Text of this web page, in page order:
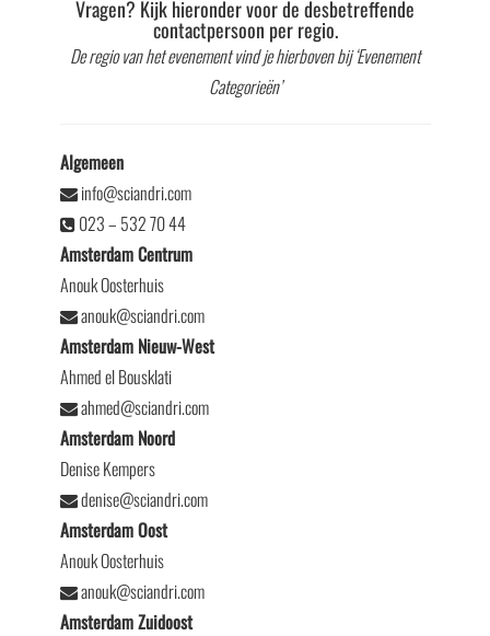
Vragen? Kijk hieronder voor de desbetreffende
contactpersoon per regio.
De regio van het evenement vind je hierboven bij ‘Evenement
Categorieën’
Algemeen
info@sciandri.com
023 – 532 70 44
Amsterdam Centrum
Anouk Oosterhuis
anouk@sciandri.com
Amsterdam Nieuw-West
Ahmed el Bousklati
ahmed@sciandri.com
Amsterdam Noord
Denise Kempers
denise@sciandri.com
Amsterdam Oost
Anouk Oosterhuis
anouk@sciandri.com
Amsterdam Zuidoost